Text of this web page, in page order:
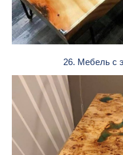
26. Мебель с